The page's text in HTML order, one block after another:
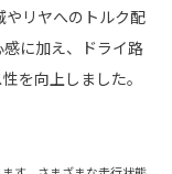
やリヤへのトルク配
に加え、ドライ路
を向上しました。